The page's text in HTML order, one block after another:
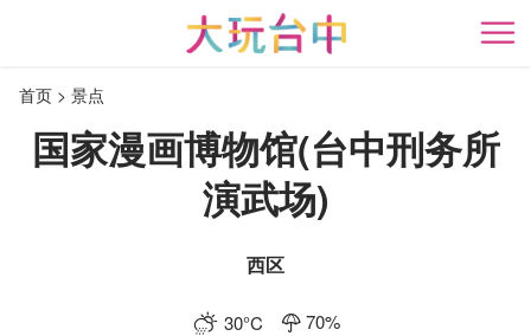
开
首页 景点
国家漫画博物馆(台中刑务所
演武场)
西区
30°C 70%